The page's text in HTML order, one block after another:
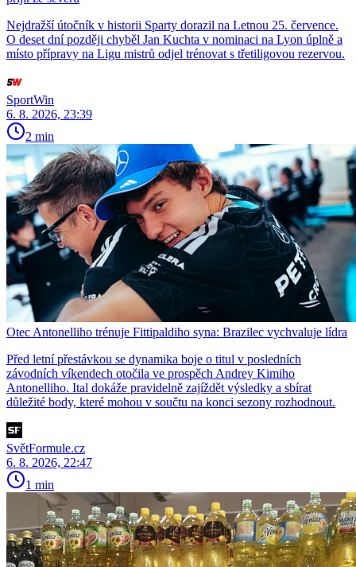
Nejdražší útočník v historii Sparty dorazil na Letnou 25. července.
O deset dní později chyběl Jan Kuchta v nominaci na Lyon úplně a
místo přípravy na Ligu mistrů odjel trénovat s třetiligovou rezervou.
SportWin
6. 8. 2026, 23:39
2 min
Otec Antonelliho trénuje Fittipaldiho syna: Brazilec vychvaluje lídra
Před letní přestávkou se dynamika boje o titul v posledních
závodních víkendech otočila ve prospěch Andrey Kimiho
Antonelliho. Ital dokáže pravidelně zajíždět výsledky a sbírat
důležité body, které mohou v součtu na konci sezony rozhodnout.
SvětFormule.cz
6. 8. 2026, 22:47
1 min